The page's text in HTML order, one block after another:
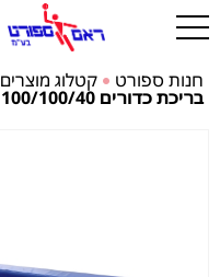
חנות ספורט קטלוג מוצרים
בריכת כדורים 100/100/40 ג'ימבורי